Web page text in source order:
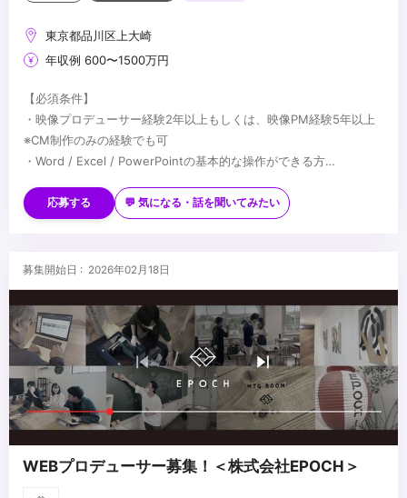
東京都品川区上大崎
年収例 600〜1500万円
【必須条件】
・映像プロデューサー経験2年以上もしくは、映像PM経験5年以上
※CM制作のみの経験でも可
・Word / Excel / PowerPointの基本的な操作ができる方
・WEBムービーの制作経験
・クライアントとのコミュニケーション経験（代理店とのコミュニ
...
応募する 💬 気になる・話を聞いてみたい
募集開始日 : 2026年02月18日
WEBプロデューサー募集！＜株式会社EPOCH＞